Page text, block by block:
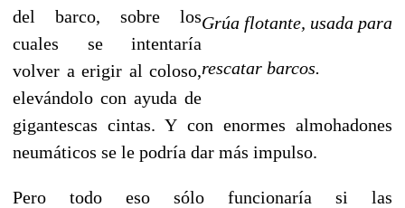
Grúa flotante, usada para
rescatar barcos.
del barco, sobre los
cuales se intentaría
volver a erigir al coloso,
elevándolo con ayuda de
gigantescas cintas. Y con enormes almohadones
neumáticos se le podría dar más impulso.
Pero todo eso sólo funcionaría si las